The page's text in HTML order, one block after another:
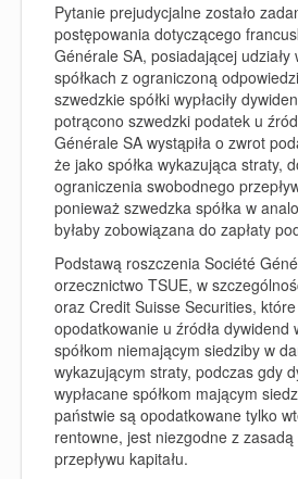
Pytanie prejudycjalne zostało
postępowania dotyczącego
Générale SA, posiadającej udziały
spółkach z ograniczoną
szwedzkie spółki wypłaciły
potrącono szwedzki podatek u
Générale SA wystąpiła o zwrot
że jako spółka wykazująca straty,
ograniczenia swobodnego
ponieważ szwedzka spółka w
byłaby zobowiązana do zapłaty
Podstawą roszczenia Société
orzecznictwo TSUE, w
oraz Credit Suisse Securities,
opodatkowanie u źródła dywidend
spółkom niemającym siedziby w
wykazującym straty, podczas gdy
wypłacane spółkom mającym
państwie są opodatkowane tylko
rentowne, jest niezgodne z
przepływu kapitału.